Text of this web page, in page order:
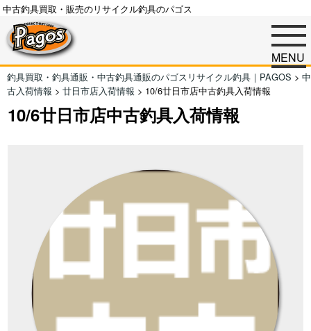
中古釣具買取・販売のリサイクル釣具のパゴス
MENU
釣具買取・釣具通販・中古釣具通販のパゴスリサイクル釣具｜PAGOS > 中
古入荷情報 > 廿日市店入荷情報 > 10/6廿日市店中古釣具入荷情報
10/6廿日市店中古釣具入荷情報